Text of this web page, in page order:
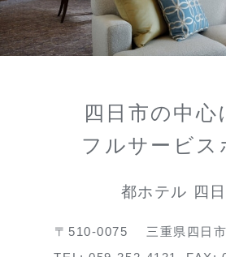
四日市の中心
フルサービス
都ホテル 四
〒510-0075
三重県四日